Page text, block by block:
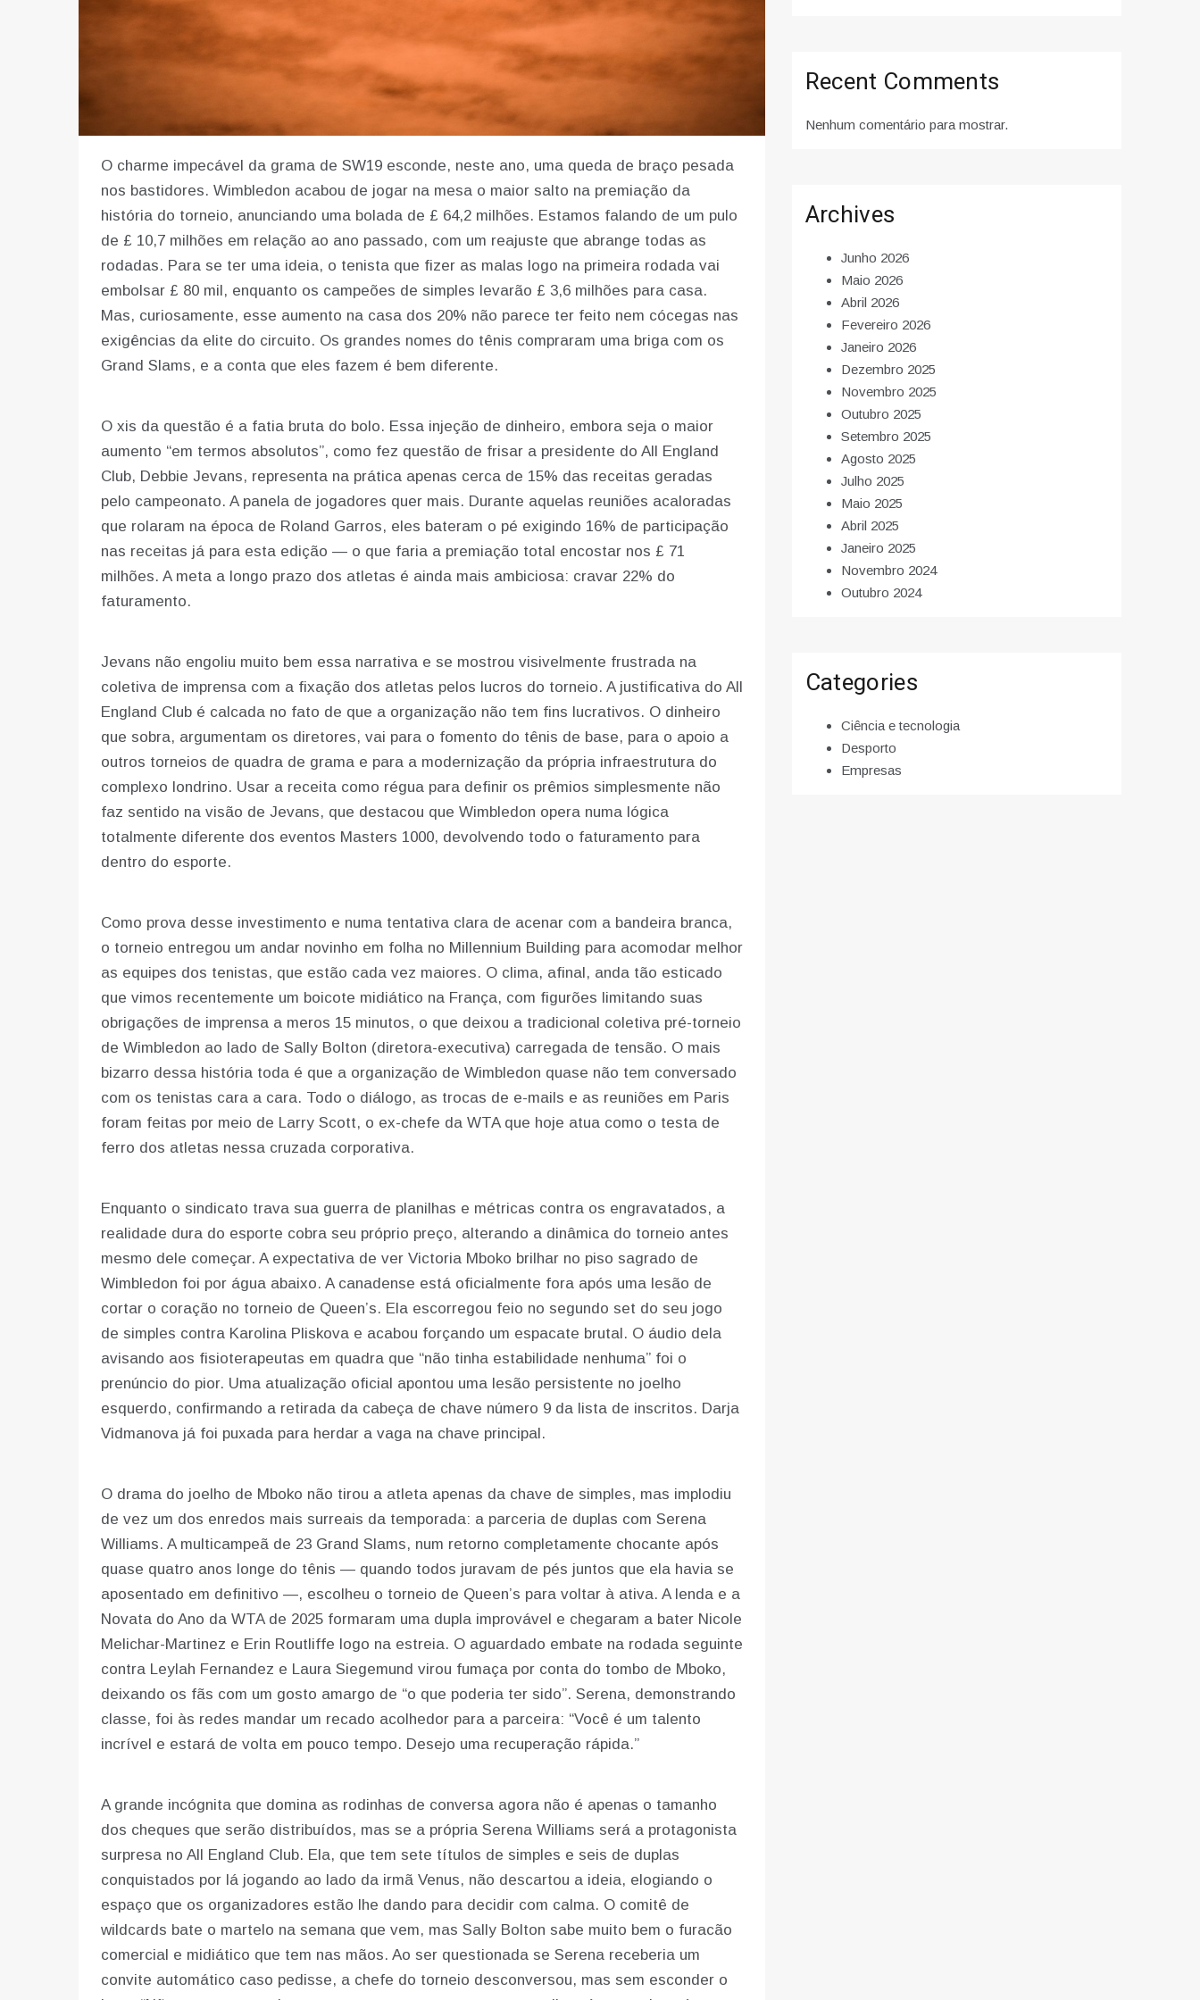
O charme impecável da grama de SW19 esconde, neste ano, uma queda de braço pesada
nos bastidores. Wimbledon acabou de jogar na mesa o maior salto na premiação da
história do torneio, anunciando uma bolada de £ 64,2 milhões. Estamos falando de um pulo
de £ 10,7 milhões em relação ao ano passado, com um reajuste que abrange todas as
rodadas. Para se ter uma ideia, o tenista que fizer as malas logo na primeira rodada vai
embolsar £ 80 mil, enquanto os campeões de simples levarão £ 3,6 milhões para casa.
Mas, curiosamente, esse aumento na casa dos 20% não parece ter feito nem cócegas nas
exigências da elite do circuito. Os grandes nomes do tênis compraram uma briga com os
Grand Slams, e a conta que eles fazem é bem diferente.
O xis da questão é a fatia bruta do bolo. Essa injeção de dinheiro, embora seja o maior
aumento “em termos absolutos”, como fez questão de frisar a presidente do All England
Club, Debbie Jevans, representa na prática apenas cerca de 15% das receitas geradas
pelo campeonato. A panela de jogadores quer mais. Durante aquelas reuniões acaloradas
que rolaram na época de Roland Garros, eles bateram o pé exigindo 16% de participação
nas receitas já para esta edição — o que faria a premiação total encostar nos £ 71
milhões. A meta a longo prazo dos atletas é ainda mais ambiciosa: cravar 22% do
faturamento.
Jevans não engoliu muito bem essa narrativa e se mostrou visivelmente frustrada na
coletiva de imprensa com a fixação dos atletas pelos lucros do torneio. A justificativa do All
England Club é calcada no fato de que a organização não tem fins lucrativos. O dinheiro
que sobra, argumentam os diretores, vai para o fomento do tênis de base, para o apoio a
outros torneios de quadra de grama e para a modernização da própria infraestrutura do
complexo londrino. Usar a receita como régua para definir os prêmios simplesmente não
faz sentido na visão de Jevans, que destacou que Wimbledon opera numa lógica
totalmente diferente dos eventos Masters 1000, devolvendo todo o faturamento para
dentro do esporte.
Como prova desse investimento e numa tentativa clara de acenar com a bandeira branca,
o torneio entregou um andar novinho em folha no Millennium Building para acomodar melhor
as equipes dos tenistas, que estão cada vez maiores. O clima, afinal, anda tão esticado
que vimos recentemente um boicote midiático na França, com figurões limitando suas
obrigações de imprensa a meros 15 minutos, o que deixou a tradicional coletiva pré-torneio
de Wimbledon ao lado de Sally Bolton (diretora-executiva) carregada de tensão. O mais
bizarro dessa história toda é que a organização de Wimbledon quase não tem conversado
com os tenistas cara a cara. Todo o diálogo, as trocas de e-mails e as reuniões em Paris
foram feitas por meio de Larry Scott, o ex-chefe da WTA que hoje atua como o testa de
ferro dos atletas nessa cruzada corporativa.
Enquanto o sindicato trava sua guerra de planilhas e métricas contra os engravatados, a
realidade dura do esporte cobra seu próprio preço, alterando a dinâmica do torneio antes
mesmo dele começar. A expectativa de ver Victoria Mboko brilhar no piso sagrado de
Wimbledon foi por água abaixo. A canadense está oficialmente fora após uma lesão de
cortar o coração no torneio de Queen’s. Ela escorregou feio no segundo set do seu jogo
de simples contra Karolina Pliskova e acabou forçando um espacate brutal. O áudio dela
avisando aos fisioterapeutas em quadra que “não tinha estabilidade nenhuma” foi o
prenúncio do pior. Uma atualização oficial apontou uma lesão persistente no joelho
esquerdo, confirmando a retirada da cabeça de chave número 9 da lista de inscritos. Darja
Vidmanova já foi puxada para herdar a vaga na chave principal.
O drama do joelho de Mboko não tirou a atleta apenas da chave de simples, mas implodiu
de vez um dos enredos mais surreais da temporada: a parceria de duplas com Serena
Williams. A multicampeã de 23 Grand Slams, num retorno completamente chocante após
quase quatro anos longe do tênis — quando todos juravam de pés juntos que ela havia se
aposentado em definitivo —, escolheu o torneio de Queen’s para voltar à ativa. A lenda e a
Novata do Ano da WTA de 2025 formaram uma dupla improvável e chegaram a bater Nicole
Melichar-Martinez e Erin Routliffe logo na estreia. O aguardado embate na rodada seguinte
contra Leylah Fernandez e Laura Siegemund virou fumaça por conta do tombo de Mboko,
deixando os fãs com um gosto amargo de “o que poderia ter sido”. Serena, demonstrando
classe, foi às redes mandar um recado acolhedor para a parceira: “Você é um talento
incrível e estará de volta em pouco tempo. Desejo uma recuperação rápida.”
A grande incógnita que domina as rodinhas de conversa agora não é apenas o tamanho
dos cheques que serão distribuídos, mas se a própria Serena Williams será a protagonista
surpresa no All England Club. Ela, que tem sete títulos de simples e seis de duplas
conquistados por lá jogando ao lado da irmã Venus, não descartou a ideia, elogiando o
espaço que os organizadores estão lhe dando para decidir com calma. O comitê de
wildcards bate o martelo na semana que vem, mas Sally Bolton sabe muito bem o furacão
comercial e midiático que tem nas mãos. Ao ser questionada se Serena receberia um
convite automático caso pedisse, a chefe do torneio desconversou, mas sem esconder o
Recent Comments
Nenhum comentário para mostrar.
Archives
Junho 2026
Maio 2026
Abril 2026
Fevereiro 2026
Janeiro 2026
Dezembro 2025
Novembro 2025
Outubro 2025
Setembro 2025
Agosto 2025
Julho 2025
Maio 2025
Abril 2025
Janeiro 2025
Novembro 2024
Outubro 2024
Categories
Ciência e tecnologia
Desporto
Empresas